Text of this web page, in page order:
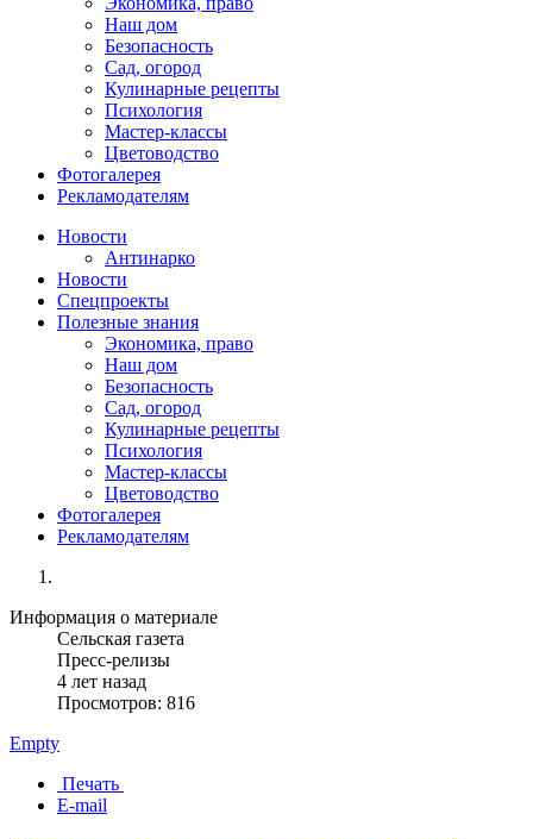
Наш дом
Безопасность
Сад, огород
Кулинарные рецепты
Психология
Мастер-классы
Цветоводство
Фотогалерея
Рекламодателям
Новости
Антинарко
Новости
Спецпроекты
Полезные знания
Экономика, право
Наш дом
Безопасность
Сад, огород
Кулинарные рецепты
Психология
Мастер-классы
Цветоводство
Фотогалерея
Рекламодателям
Информация о материале
Сельская газета
Пресс-релизы
4 лет назад
Просмотров: 816
Empty
Печать
E-mail